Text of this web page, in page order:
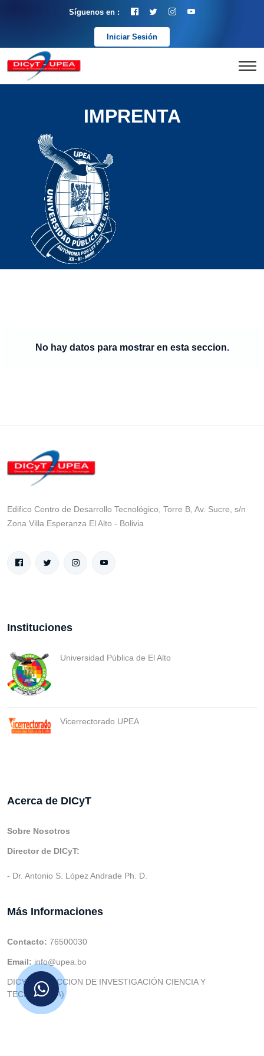
Síguenos en :
Iniciar Sesión
IMPRENTA
No hay datos para mostrar en esta seccion.
Edifico Centro de Desarrollo Tecnológico, Torre B, Av. Sucre, s/n
Zona Villa Esperanza El Alto - Bolivia
Instituciones
Universidad Pública de El Alto
Vicerrectorado UPEA
Acerca de DICyT
Sobre Nosotros
Director de DICyT:
- Dr. Antonio S. López Andrade Ph. D.
Más Informaciones
Contacto: 76500030
Email: info@upea.bo
DICYT (DIRECCION DE INVESTIGACIÓN CIENCIA Y
TECNOLOGIA)